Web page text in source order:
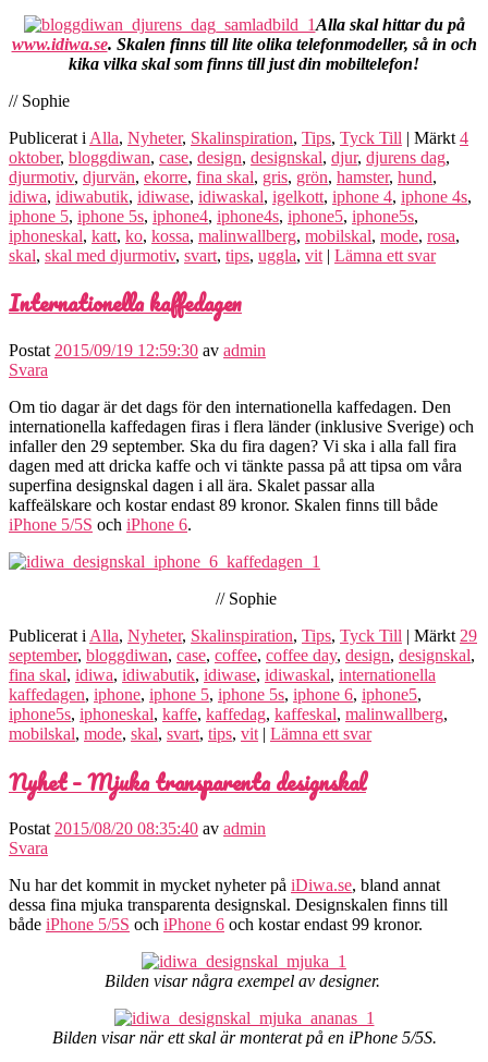
Alla skal hittar du på
www.idiwa.se. Skalen finns till lite olika telefonmodeller, så in och
kika vilka skal som finns till just din mobiltelefon!
// Sophie
Publicerat i Alla, Nyheter, Skalinspiration, Tips, Tyck Till | Märkt 4
oktober, bloggdiwan, case, design, designskal, djur, djurens dag,
djurmotiv, djurvän, ekorre, fina skal, gris, grön, hamster, hund,
idiwa, idiwabutik, idiwase, idiwaskal, igelkott, iphone 4, iphone 4s,
iphone 5, iphone 5s, iphone4, iphone4s, iphone5, iphone5s,
iphoneskal, katt, ko, kossa, malinwallberg, mobilskal, mode, rosa,
skal, skal med djurmotiv, svart, tips, uggla, vit | Lämna ett svar
Internationella kaffedagen
Postat 2015/09/19 12:59:30 av admin
Svara
Om tio dagar är det dags för den internationella kaffedagen. Den
internationella kaffedagen firas i flera länder (inklusive Sverige) och
infaller den 29 september. Ska du fira dagen? Vi ska i alla fall fira
dagen med att dricka kaffe och vi tänkte passa på att tipsa om våra
superfina designskal dagen i all ära. Skalet passar alla
kaffeälskare och kostar endast 89 kronor. Skalen finns till både
iPhone 5/5S och iPhone 6.
// Sophie
Publicerat i Alla, Nyheter, Skalinspiration, Tips, Tyck Till | Märkt 29
september, bloggdiwan, case, coffee, coffee day, design, designskal,
fina skal, idiwa, idiwabutik, idiwase, idiwaskal, internationella
kaffedagen, iphone, iphone 5, iphone 5s, iphone 6, iphone5,
iphone5s, iphoneskal, kaffe, kaffedag, kaffeskal, malinwallberg,
mobilskal, mode, skal, svart, tips, vit | Lämna ett svar
Nyhet – Mjuka transparenta designskal
Postat2015/08/20 08:35:40 av admin
Svara
Nu har det kommit in mycket nyheter på iDiwa.se, bland annat
dessa fina mjuka transparenta designskal. Designskalen finns till
både iPhone 5/5S och iPhone 6 och kostar endast 99 kronor.
Bilden visar några exempel av designer.
Bilden visar när ett skal är monterat på en iPhone 5/5S.